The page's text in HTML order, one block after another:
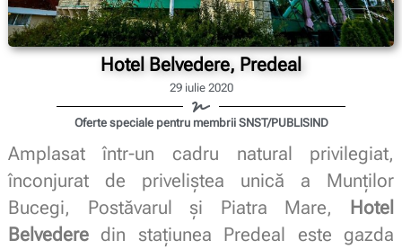
Hotel Belvedere, Predeal
29 iulie 2020
Oferte speciale pentru membrii SNST/PUBLISIND
Amplasat într-un cadru natural privilegiat,
înconjurat de priveliştea unică a Munţilor
Bucegi, Postăvarul şi Piatra Mare, Hotel
Belvederedin stațiunea Predeal este gazda